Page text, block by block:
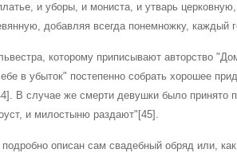
и уборы, и мониста, и утварь
добавляя всегда понемножку, каждый
которому приписывают авторство
в убыток" постепенно собрать хорошее
В случае же смерти девушки было принято
и милостыню раздают"[45].
описан сам свадебный обряд или,